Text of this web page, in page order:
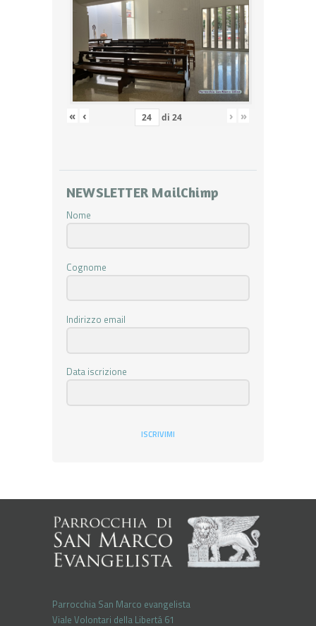
« ‹ di 24 › »
NEWSLETTER MailChimp
Nome
Cognome
Indirizzo email
Data iscrizione
ISCRIVIMI
Parrocchia San Marco evangelista
Viale Volontari della Libertá 61